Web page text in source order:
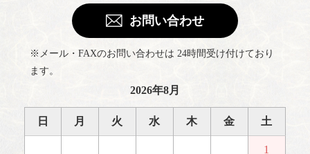
お問い合わせ
※メール・FAXのお問い合わせは 24時間受け付けており
ます。
2026年8月
日 月 火 水 木 金 土
1